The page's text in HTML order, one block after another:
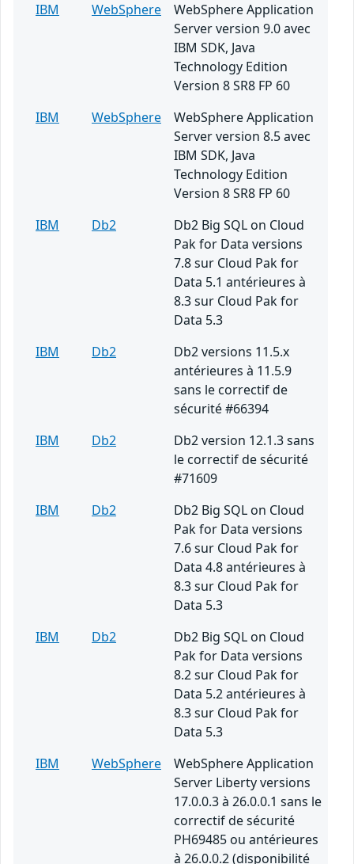
IBM
WebSphere
WebSphere Application
Server version 9.0 avec
IBM SDK, Java
Technology Edition
Version 8 SR8 FP 60
IBM
WebSphere
WebSphere Application
Server version 8.5 avec
IBM SDK, Java
Technology Edition
Version 8 SR8 FP 60
IBM
Db2
Db2 Big SQL on Cloud
Pak for Data versions
7.8 sur Cloud Pak for
Data 5.1 antérieures à
8.3 sur Cloud Pak for
Data 5.3
IBM
Db2
Db2 versions 11.5.x
antérieures à 11.5.9
sans le correctif de
sécurité #66394
IBM
Db2
Db2 version 12.1.3 sans
le correctif de sécurité
#71609
IBM
Db2
Db2 Big SQL on Cloud
Pak for Data versions
7.6 sur Cloud Pak for
Data 4.8 antérieures à
8.3 sur Cloud Pak for
Data 5.3
IBM
Db2
Db2 Big SQL on Cloud
Pak for Data versions
8.2 sur Cloud Pak for
Data 5.2 antérieures à
8.3 sur Cloud Pak for
Data 5.3
IBM
WebSphere
WebSphere Application
Server Liberty versions
17.0.0.3 à 26.0.0.1 sans le
correctif de sécurité
PH69485 ou antérieures
à 26.0.0.2 (disponibilité